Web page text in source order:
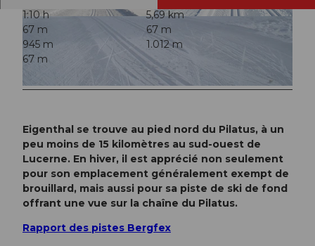
© Luzern Tourismus
1:10 h
5,69 km
67 m
67 m
945 m
1.012 m
67 m
Eigenthal se trouve au pied nord du Pilatus, à un
peu moins de 15 kilomètres au sud-ouest de
Lucerne. En hiver, il est apprécié non seulement
pour son emplacement généralement exempt de
brouillard, mais aussi pour sa piste de ski de fond
offrant une vue sur la chaîne du Pilatus.
Rapport des pistes Bergfex